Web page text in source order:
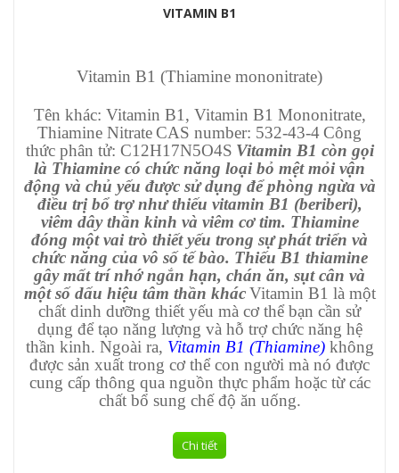
VITAMIN B1
Vitamin B1 (Thiamine mononitrate)
Tên khác: Vitamin B1, Vitamin B1 Mononitrate,
Thiamine NitrateCAS number: 532-43-4Công
thức phân tử: C12H17N5O4S Vitamin B1 còn gọi
là Thiamine có chức năng loại bỏ mệt mỏi vận
động và chủ yếu được sử dụng để phòng ngừa và
điều trị bổ trợ như thiếu vitamin B1 (beriberi),
viêm dây thần kinh và viêm cơ tim. Thiamine
đóng một vai trò thiết yếu trong sự phát triển và
chức năng của vô số tế bào. Thiếu B1 thiamine
gây mất trí nhớ ngắn hạn, chán ăn, sụt cân và
một số dấu hiệu tâm thần khác Vitamin B1 là một
chất dinh dưỡng thiết yếu mà cơ thể bạn cần sử
dụng để tạo năng lượng và hỗ trợ chức năng hệ
thần kinh. Ngoài ra, Vitamin B1 (Thiamine)không
được sản xuất trong cơ thể con người mà nó được
cung cấp thông qua nguồn thực phẩm hoặc từ các
chất bổ sung chế độ ăn uống.
Chi tiết